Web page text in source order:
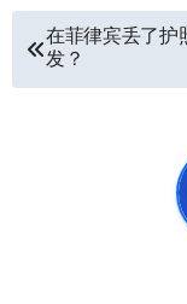
在菲律宾丢了护
发？